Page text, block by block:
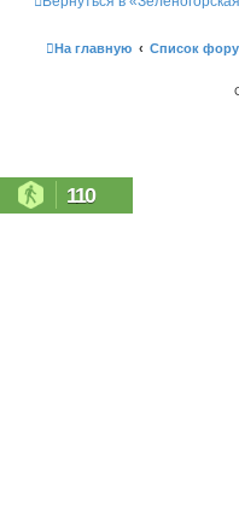
На главную Список
110